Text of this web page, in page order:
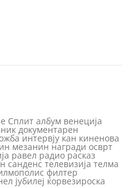
Сплит албум венеција
документарен
интервју кан киненова
мезанин награди осврт
равел радио расказ
санденс телевизија телма
филтер
јубилеј ќорвезироска